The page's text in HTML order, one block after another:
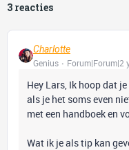
3 reacties
Charlotte
Genius
Forum|Forum|2
Hey Lars, Ik hoop dat
als je het soms even
met een handboek en
Wat ik je als tip kan